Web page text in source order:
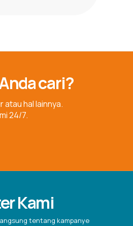
cari?
atau hal lainnya.
24/7.
Kami
tentang kampanye